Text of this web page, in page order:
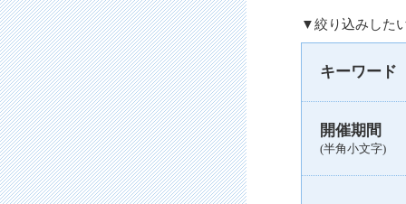
▼絞り込みした
キーワード
開催期間
(半角小文字)